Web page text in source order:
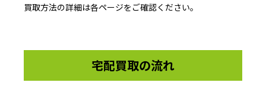
買取方法の詳細は各ページをご確認ください。
宅配買取の流れ